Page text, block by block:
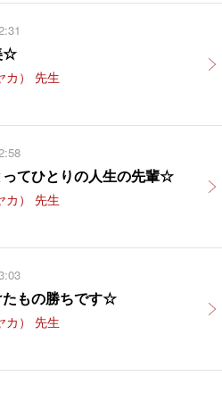
☆
カ） 先生
てひとりの人生の先輩☆
カ） 先生
たもの勝ちです☆
カ） 先生